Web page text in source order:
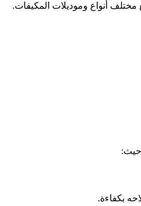
مختلف أنواع وموديلات المكيفات.
حيث:
بكفاءة.